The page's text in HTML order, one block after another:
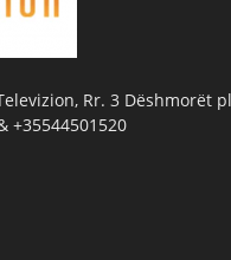
Rr. 3 Dëshmorët
+35544501520